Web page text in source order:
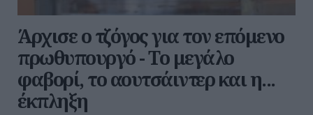
Άρχισε ο τζόγος για τον επόμενο
πρωθυπουργό - Το μεγάλο
φαβορί, το αουτσάιντερ και η...
έκπληξη